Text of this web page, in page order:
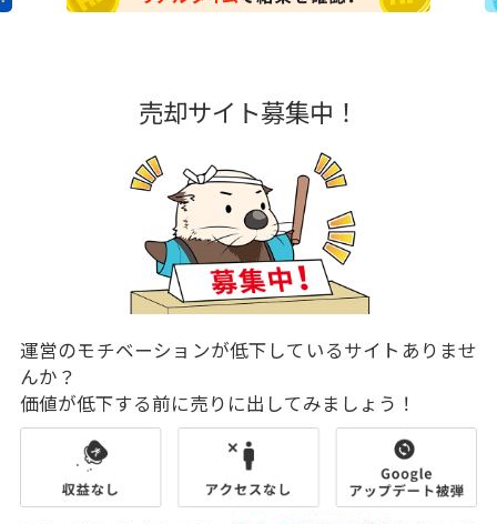
売却サイト募集中！
運営のモチベーションが低下しているサイトありませ
んか？
価値が低下する前に売りに出してみましょう！